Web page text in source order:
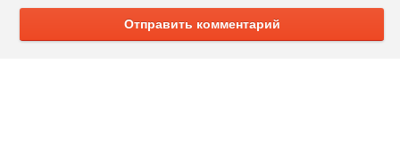
Отправить комментарий